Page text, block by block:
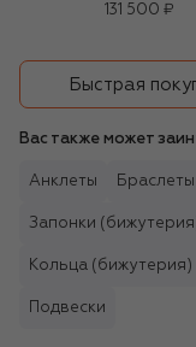
131 500 ₽
Быстрая
Вас также может
Анклеты Браслеты
Запонки
Кольца (бижутерия)
Подвески